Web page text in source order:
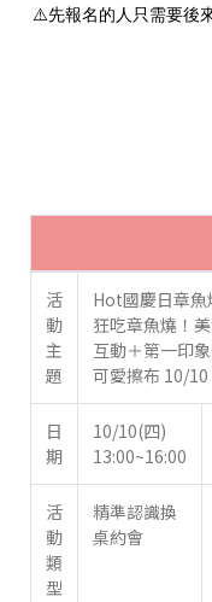
⚠先報名的人只需要後
活
動
主
題
Hot國慶日章魚
狂吃章魚燒！
互動＋第一印
可愛擦布 10/10
日
期
10/10(四)
13:00~16:00
活
動
類
型
精準認識換
桌約會